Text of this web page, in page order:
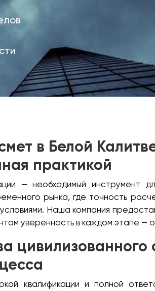
в Белой
практикой
— необходимый инструмент
рынка, где точность
Наша компания
уверенность в каждом этапе —
цивилизованного
квалификации и полной